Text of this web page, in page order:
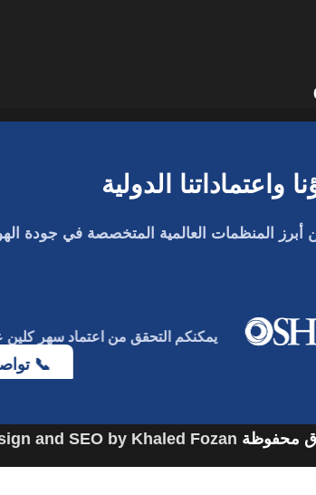
واعتماداتنا الدولية
من أبرز المنظمات العالمية المتخصصة في جودة
يمكنكم التحقق من اعتمادسهر كلين
📞
and SEO by Khaled Fozan